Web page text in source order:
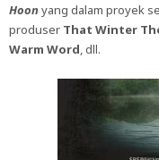
Hoon yang dalam proyek
produser That Winter
Warm Word, dll.